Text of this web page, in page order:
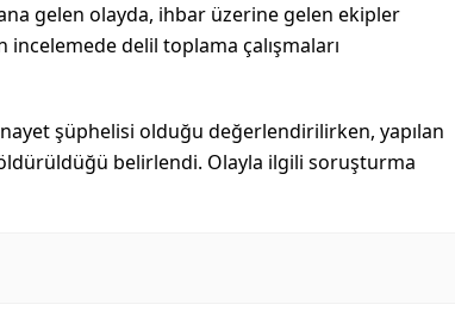
gelen olayda, ihbar üzerine gelen ekipler
incelemede delil toplama çalışmaları
şüphelisi olduğu değerlendirilirken, yapılan
belirlendi. Olayla ilgili soruşturma